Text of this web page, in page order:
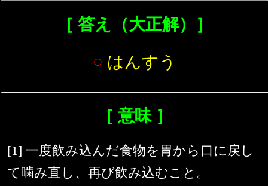
［ 答え（大正解）］
○ はんすう
［ 意味 ］
[1] 一度飲み込んだ食物を胃から口に戻し
て噛み直し、再び飲み込むこと。